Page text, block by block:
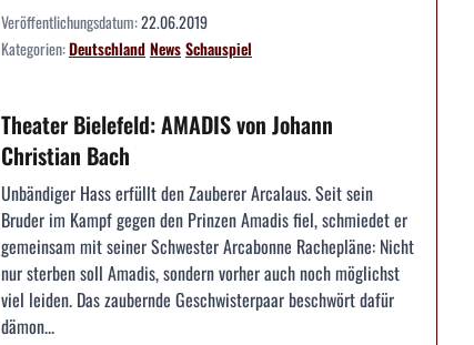
Veröffentlichungsdatum:22.06.2019
Kategorien:DeutschlandNewsSchauspiel
Theater Bielefeld: AMADIS von Johann
Christian Bach
Unbändiger Hass erfüllt den Zauberer Arcalaus. Seit sein
Bruder im Kampf gegen den Prinzen Amadis fiel, schmiedet er
gemeinsam mit seiner Schwester Arcabonne Rachepläne: Nicht
nur sterben soll Amadis, sondern vorher auch noch möglichst
viel leiden. Das zaubernde Geschwisterpaar beschwört dafür
dämon...